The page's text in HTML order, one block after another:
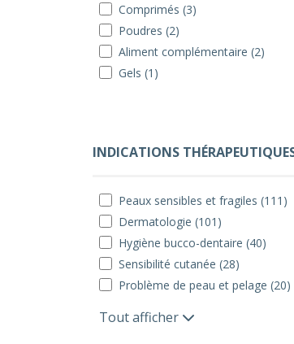
Comprimés (3)
Poudres (2)
Aliment complémentaire (2)
Gels (1)
INDICATIONS
Peaux sensibles et fragiles (111)
Dermatologie (101)
Hygiène bucco-dentaire (40)
Sensibilité cutanée (28)
Problème de peau et pelage (20)
Tout afficher